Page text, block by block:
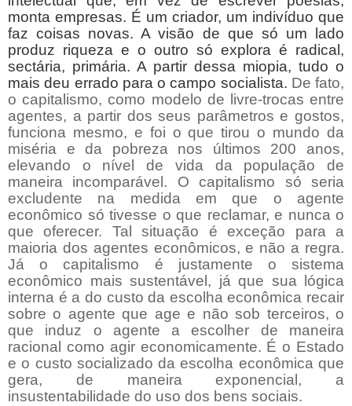
monta empresas. É um criador, um indivíduo que
faz coisas novas. A visão de que só um lado
produz riqueza e o outro só explora é radical,
sectária, primária. A partir dessa miopia, tudo o
mais deu errado para o campo socialista. De fato,
o capitalismo, como modelo de livre-trocas entre
agentes, a partir dos seus parâmetros e gostos,
funciona mesmo, e foi o que tirou o mundo da
miséria e da pobreza nos últimos 200 anos,
elevando o nível de vida da população de
maneira incomparável. O capitalismo só seria
excludente na medida em que o agente
econômico só tivesse o que reclamar, e nunca o
que oferecer. Tal situação é exceção para a
maioria dos agentes econômicos, e não a regra.
Já o capitalismo é justamente o sistema
econômico mais sustentável, já que sua lógica
interna é a do custo da escolha econômica recair
sobre o agente que age e não sob terceiros, o
que induz o agente a escolher de maneira
racional como agir economicamente. É o Estado
e o custo socializado da escolha econômica que
gera, de maneira exponencial, a
insustentabilidade do uso dos bens sociais.